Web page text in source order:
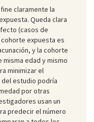
claramente la
Queda clara
(casos de
expuesta es
y la cohorte
misma edad y mismo
minimizar el
estudio podría
por otras
usan un
predecir el número